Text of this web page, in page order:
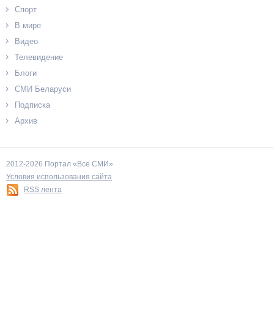
Спорт
В мире
Видео
Телевидение
Блоги
СМИ Беларуси
Подписка
Архив
2012-2026 Портал «Все СМИ»
Условия использования сайта
RSS лента